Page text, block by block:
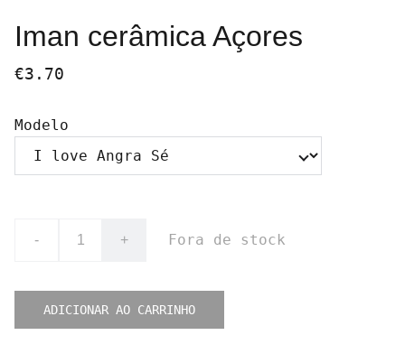
Iman cerâmica Açores
€3.70
Modelo
- + Fora de stock
ADICIONAR AO CARRINHO